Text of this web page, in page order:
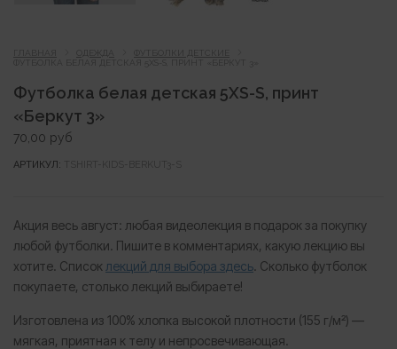
Футболка белая детская 5XS-S, принт
«Беркут 3»
70,00 руб
АРТИКУЛ: TSHIRT-KIDS-BERKUT3-S
Акция весь август: любая видеолекция в подарок за покупку
любой футболки. Пишите в комментариях, какую лекцию вы
хотите. Список лекций для выбора здесь. Сколько футболок
покупаете, столько лекций выбираете!
Изготовлена из 100% хлопка высокой плотности (155 г/м²) —
мягкая, приятная к телу и непросвечивающая.